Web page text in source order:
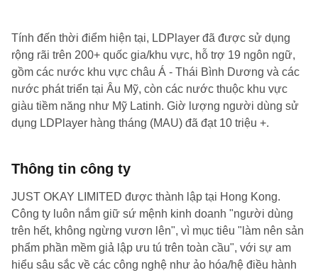
Tính đến thời điểm hiện tại, LDPlayer đã được sử dụng
rộng rãi trên 200+ quốc gia/khu vực, hỗ trợ 19 ngôn ngữ,
gồm các nước khu vực châu Á - Thái Bình Dương và các
nước phát triển tại Âu Mỹ, còn các nước thuộc khu vực
giàu tiềm năng như Mỹ Latinh. Giờ lượng người dùng sử
dụng LDPlayer hàng tháng (MAU) đã đạt 10 triệu +.
Thông tin công ty
JUST OKAY LIMITED được thành lập tại Hong Kong.
Công ty luôn nắm giữ sứ mệnh kinh doanh "người dùng
trên hết, không ngừng vươn lên", vì mục tiêu "làm nên sản
phẩm phần mềm giả lập ưu tú trên toàn cầu", với sự am
hiểu sâu sắc về các công nghệ như ảo hóa/hệ điều hành